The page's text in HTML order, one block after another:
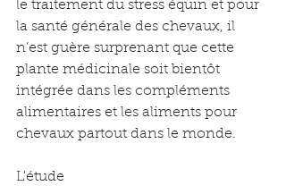
le traitement du stress équin et pour
la santé générale des chevaux, il
n’est guère surprenant que cette
plante médicinale soit bientôt
intégrée dans les compléments
alimentaires et les aliments pour
chevaux partout dans le monde.
L'étude